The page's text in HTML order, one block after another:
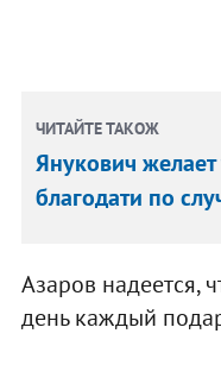
ЧИТАЙТЕ ТАКОЖ
Янукович
благодати по
Азаров надеется,
день каждый